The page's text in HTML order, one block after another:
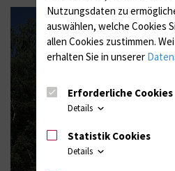
Nutzungsdaten zu
auswählen, welche Cookies
allen Cookies zustimmen.
erhalten Sie in unserer
Erforderliche Cookies
Details
Statistik Cookies
Details